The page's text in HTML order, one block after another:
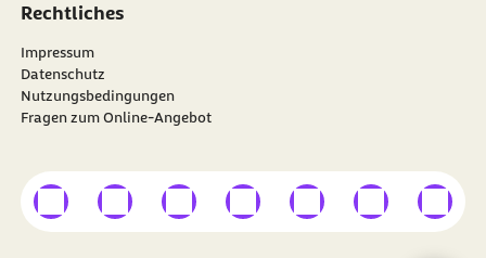
Rechtliches
Impressum
Datenschutz
Nutzungsbedingungen
Fragen zum Online-Angebot
Besuchen Sie dieBARMER auf
externer Linkexterner Linkexterner Linkexterner Linkexterner Linkexterner Link